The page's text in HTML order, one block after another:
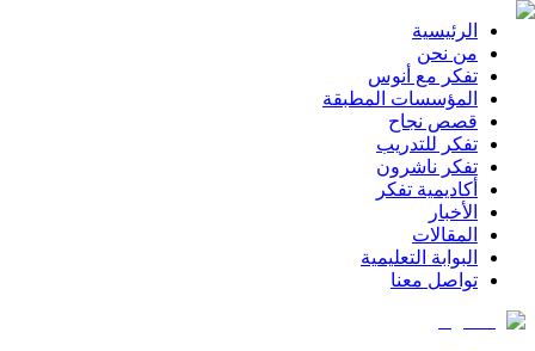
الرئيسية
من نحن
تفكر مع أنوس
المؤسسات المطبقة
قصص نجاح
تفكر للتدريب
تفكر ناشرون
أكاديمية تفكر
الأخبار
المقالات
البوابة التعليمية
تواصل معنا